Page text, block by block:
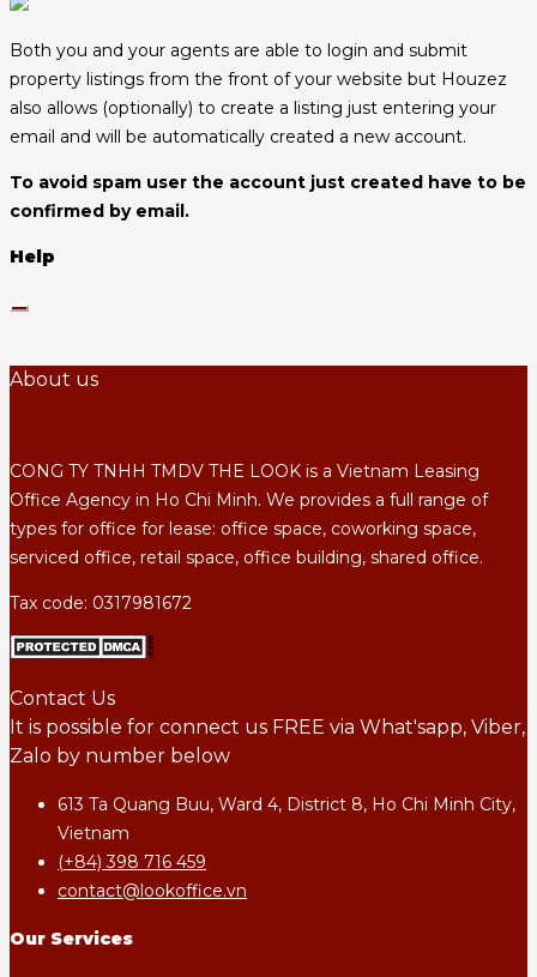
Both you and your agents are able to login and submit
property listings from the front of your website but Houzez
also allows (optionally) to create a listing just entering your
email and will be automatically created a new account.
To avoid spam user the account just created have to be
confirmed by email.
Help
About us
CONG TY TNHH TMDV THE LOOK is a Vietnam Leasing
Office Agency in Ho Chi Minh. We provides a full range of
types for office for lease: office space, coworking space,
serviced office, retail space, office building, shared office.
Tax code: 0317981672
Contact Us
It is possible for connect us FREE via What'sapp, Viber,
Zalo by number below
613 Ta Quang Buu, Ward 4, District 8, Ho Chi Minh City,
Vietnam
(+84) 398 716 459
contact@lookoffice.vn
Our Services